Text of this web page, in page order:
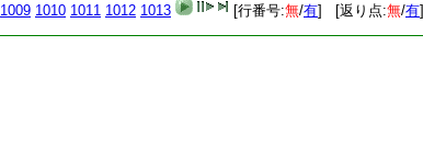
1009 1010 1011 1012 1013 [行番号:無/有] [返り点:無/有]